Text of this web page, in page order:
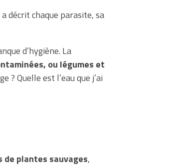
décrit chaque parasite, sa
d’hygiène. La
ou légumes et
? Quelle est l’eau que j’ai
plantes sauvages,